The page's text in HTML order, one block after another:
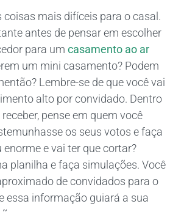
coisas mais difíceis para o casal.
antes de pensar em escolher
para um casamento ao ar
um mini casamento? Podem
Lembre-se de que você vai
alto por convidado. Dentro
pense em quem você
os seus votos e faça
e vai ter que cortar?
planilha e faça simulações. Você
de convidados para o
essa informação guiará a sua